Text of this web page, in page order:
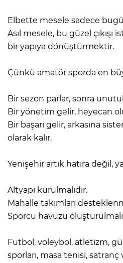
Elbette mesele sadece
Asıl mesele, bu güzel çıkışı
bir yapıya dönüştürmektir.
Çünkü amatör sporda en
Bir sezon parlar, sonra
Bir yönetim gelir, heyecan
Bir başarı gelir, arkasına
olarak kalır.
Yenişehir artık hatıra değil,
Altyapı kurulmalıdır.
Mahalle takımları
Sporcu havuzu
Futbol, voleybol, atletizm,
sporları, masa tenisi, satranç